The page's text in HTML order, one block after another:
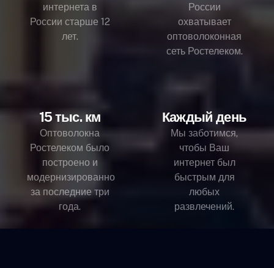
интернета в
России старше 12
лет.
России
охватывает
оптоволоконная
сеть Ростелеком.
15 тыс. км
Оптоволокна
Ростелеком было
построено и
модернизированно
за последние три
года.
Каждый день
Мы заботимся,
чтобы Ваш
интернет был
быстрым для
любых
развлечений.